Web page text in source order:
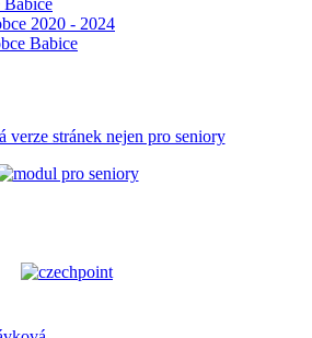
Babice
2020 - 2024
Babice
verze stránek nejen pro seniory